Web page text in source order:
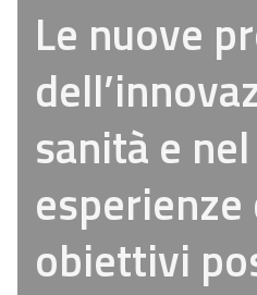
Le nuove
sanità e
obiettivi